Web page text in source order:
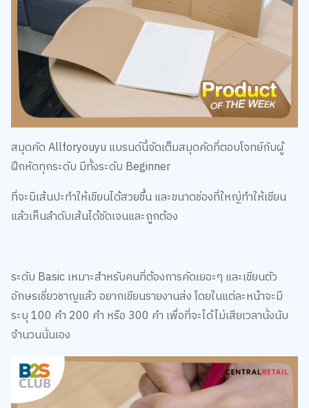
สมุดคัด Allforyouyu แบรนด์นี้จัดเต็มสมุดคัดที่ตอบโจทย์กับผู้
ฝึกหัดทุกระดับ มีทั้งระดับ Beginner
ที่จะมีเส้นปะทำให้เขียนได้สวยขึ้น และขนาดช่องที่ใหญ่ทำให้เขียน
แล้วเห็นลำดับเส้นได้ชัดเจนและถูกต้อง
ระดับ Basic เหมาะสำหรับคนที่ต้องการคัดเยอะๆ และเขียนตัว
อักษรเชี่ยวชาญแล้ว อยากเขียนรายงานส่ง โดยในแต่ละหน้าจะมี
ระบุ 100 คำ 200 คำ หรือ 300 คำ เพื่อที่จะได้ไม่เสียเวลานั่งนับ
จำนวนนั่นเอง
เว็บไซต์นี้ใช้คุกกี้
เราใช้คุกกี้เพื่อเพิ่มประสบการณ์ที่ดีในการใช้เว็บไซต์ แสดงเนื้อหาและโฆษณาให้
ตรงกับความสนใจ รวมถึงเพื่อวิเคราะห์การเข้าใช้งานเว็บไซต์และทำความเข้าใจ
ว่าผู้ใช้งานมาจากที่ใด คุณสามารถเลือกตั้งค่าความยินยอมการใช้คุกกี้ได้ โดย
คลิก “การตั้งค่าคุกกี้” นโยบายคุกกี้
ยอมรับทั้งหมด
การตั้งค่าคุกกี้